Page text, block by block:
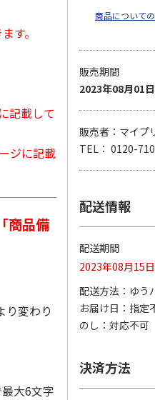
『ジョジョの奇妙な
冒険 スターダスト
『ジョジョの奇
冒険 スターダ
クルセイダース
3,300円
(送料別・税込)
す。
記載して
ジに記載
商品備
変わり
大6文字
商品について
販売期間
2023年08月01
販売者：マイプ
TEL： 0120-
配送情報
配送期間
2023年08月15
配送方法
ゆう
お届け日
指定
のし
対応不可
決済方法